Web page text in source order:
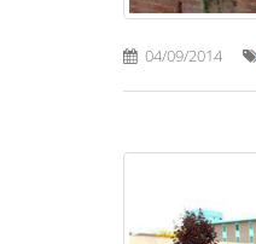
04/09/2014